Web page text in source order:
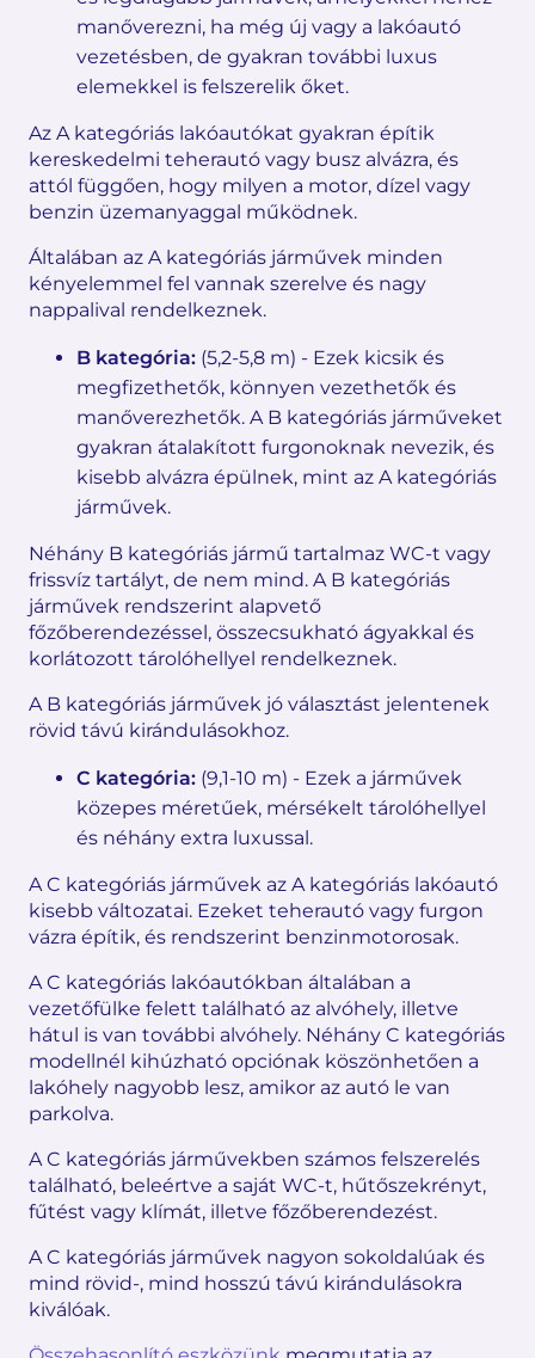
manőverezni, ha még új vagy a lakóautó
vezetésben, de gyakran további luxus
elemekkel is felszerelik őket.
Az A kategóriás lakóautókat gyakran építik
kereskedelmi teherautó vagy busz alvázra, és
attól függően, hogy milyen a motor, dízel vagy
benzin üzemanyaggal működnek.
Általában az A kategóriás járművek minden
kényelemmel fel vannak szerelve és nagy
nappalival rendelkeznek.
B kategória: (5,2-5,8 m) - Ezek kicsik és
megfizethetők, könnyen vezethetők és
manőverezhetők. A B kategóriás járműveket
gyakran átalakított furgonoknak nevezik, és
kisebb alvázra épülnek, mint az A kategóriás
járművek.
Néhány B kategóriás jármű tartalmaz WC-t vagy
frissvíz tartályt, de nem mind. A B kategóriás
járművek rendszerint alapvető
főzőberendezéssel, összecsukható ágyakkal és
korlátozott tárolóhellyel rendelkeznek.
A B kategóriás járművek jó választást jelentenek
rövid távú kirándulásokhoz.
C kategória: (9,1-10 m) - Ezek a járművek
közepes méretűek, mérsékelt tárolóhellyel
és néhány extra luxussal.
A C kategóriás járművek az A kategóriás lakóautó
kisebb változatai. Ezeket teherautó vagy furgon
vázra építik, és rendszerint benzinmotorosak.
A C kategóriás lakóautókban általában a
vezetőfülke felett található az alvóhely, illetve
hátul is van további alvóhely. Néhány C kategóriás
modellnél kihúzható opciónak köszönhetően a
lakóhely nagyobb lesz, amikor az autó le van
parkolva.
A C kategóriás járművekben számos felszerelés
található, beleértve a saját WC-t, hűtőszekrényt,
fűtést vagy klímát, illetve főzőberendezést.
A C kategóriás járművek nagyon sokoldalúak és
mind rövid-, mind hosszú távú kirándulásokra
kiválóak.